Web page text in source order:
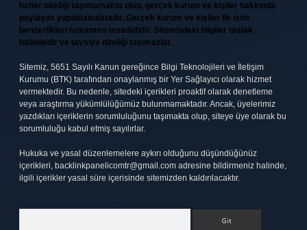
haber niteliği taşımamakta olup, gerçek kurum ve kişiler hakkında
paylaşım yapılmamaktadır. Gerçek kurum ve kişiler ile isim
benzerlikleri tamamen tesadüfidir. Sitemizdeki bilgiler taslak
halindedir ve tavsiye niteliği taşımazlar.
Sitemiz, 5651 Sayılı Kanun gereğince Bilgi Teknolojileri ve İletişim
Kurumu (BTK) tarafından onaylanmış bir Yer Sağlayıcı olarak hizmet
vermektedir. Bu nedenle, sitedeki içerikleri proaktif olarak denetleme
veya araştırma yükümlülüğümüz bulunmamaktadır. Ancak, üyelerimiz
yazdıkları içeriklerin sorumluluğunu taşımakta olup, siteye üye olarak bu
sorumluluğu kabul etmiş sayılırlar.
Hukuka ve yasal düzenlemelere aykırı olduğunu düşündüğünüz
içerikleri, backlinkpanelicomtr@gmail.com adresine bildirmeniz halinde,
ilgili içerikler yasal süre içerisinde sitemizden kaldırılacaktır.